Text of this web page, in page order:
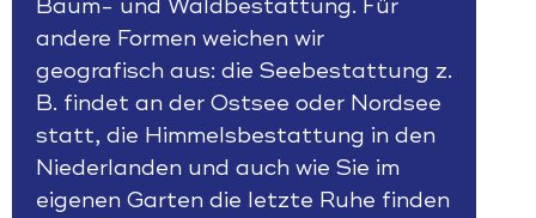
Baum- und Waldbestattung. Für
andere Formen weichen wir
geografisch aus: die Seebestattung z.
B. findet an der Ostsee oder Nordsee
statt, die Himmelsbestattung in den
Niederlanden und auch wie Sie im
eigenen Garten die letzte Ruhe finden